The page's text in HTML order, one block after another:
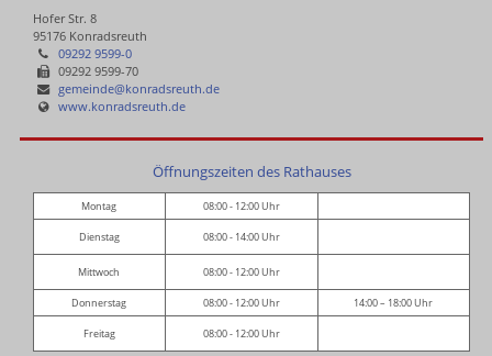
Hofer Str. 8
95176 Konradsreuth
09292 9599-0
09292 9599-70
gemeinde@konradsreuth.de
www.konradsreuth.de
Öffnungszeiten des Rathauses
Montag 08:00 - 12:00 Uhr
Dienstag 08:00 - 14:00 Uhr
Mittwoch 08:00 - 12:00 Uhr
Donnerstag 08:00 - 12:00 Uhr 14:00 – 18:00 Uhr
Freitag 08:00 - 12:00 Uhr